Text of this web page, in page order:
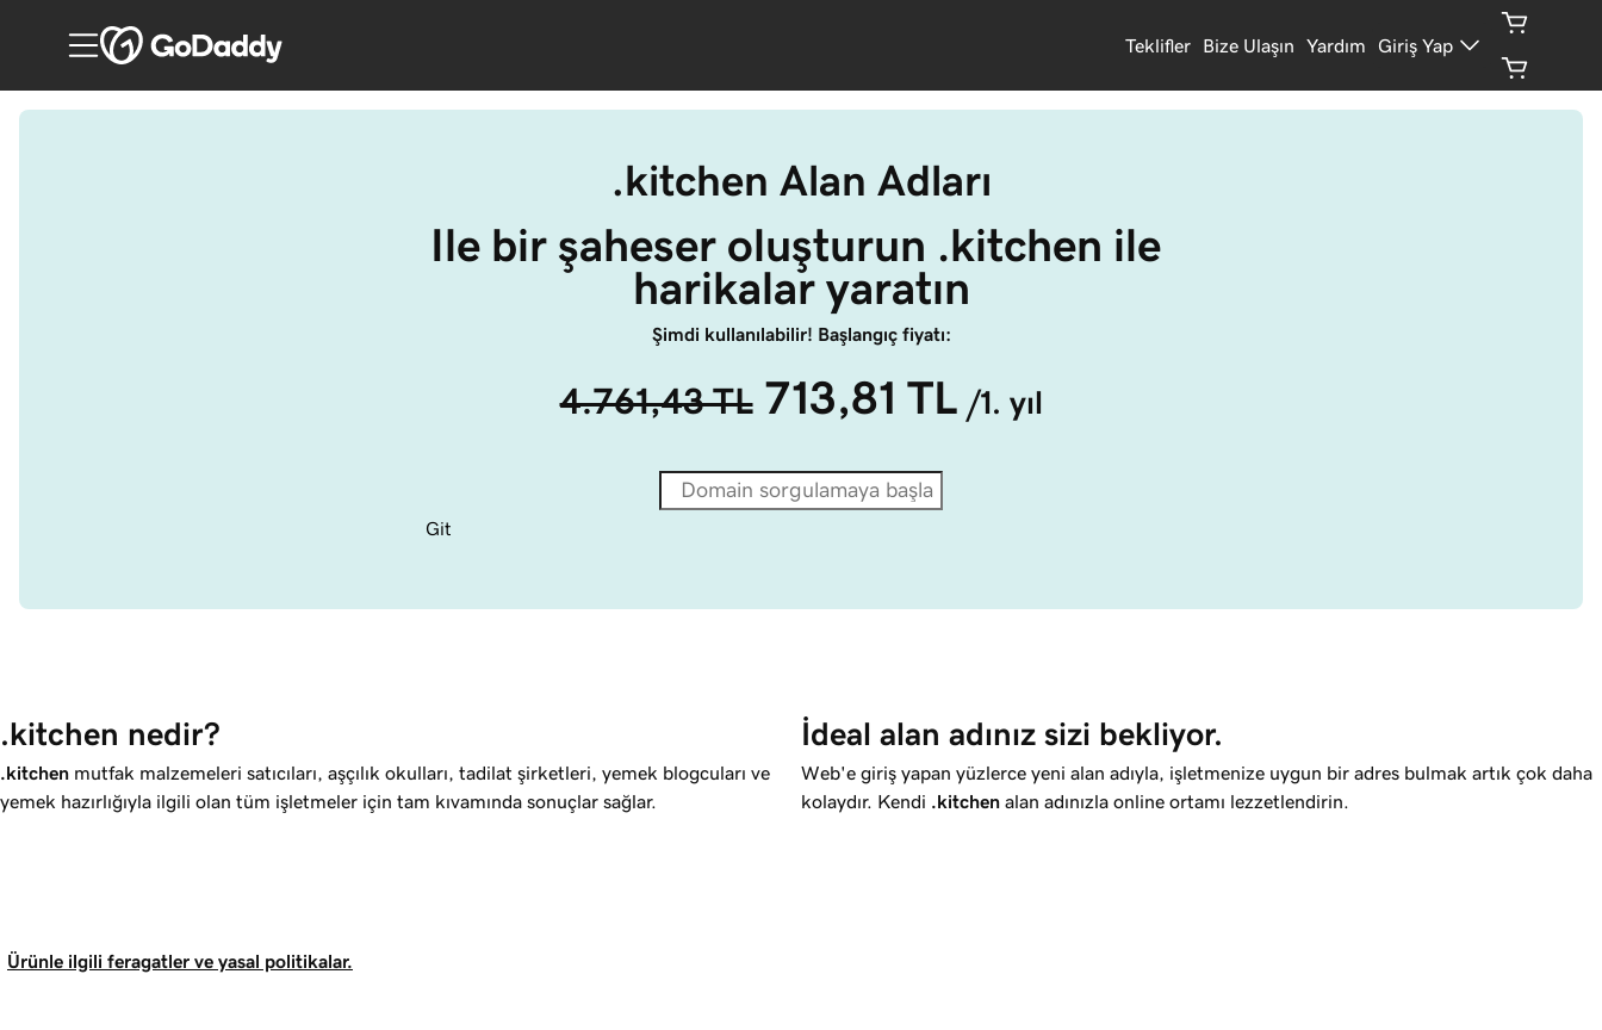
Teklifler Bize Ulaşın Yardım Giriş Yap
.kitchen Alan Adları
Ile bir şaheser oluşturun .kitchen ile
harikalar yaratın
Şimdi kullanılabilir! Başlangıç fiyatı:
4.761,43 TL 713,81 TL /1. yıl
Git
.kitchen nedir?
.kitchen mutfak malzemeleri satıcıları, aşçılık okulları, tadilat şirketleri, yemek blogcuları ve
yemek hazırlığıyla ilgili olan tüm işletmeler için tam kıvamında sonuçlar sağlar.
İdeal alan adınız sizi bekliyor.
Web'e giriş yapan yüzlerce yeni alan adıyla, işletmenize uygun bir adres bulmak artık çok daha
kolaydır. Kendi .kitchen alan adınızla online ortamı lezzetlendirin.
Ürünle ilgili feragatler ve yasal politikalar.